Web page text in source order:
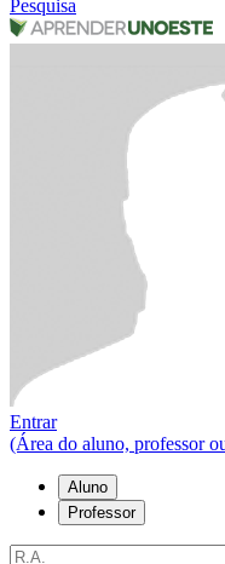
Pesquisa
Entrar
(Área do aluno, professor
Aluno
Professor